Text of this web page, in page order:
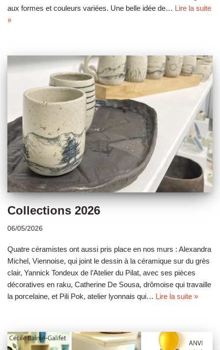
aux formes et couleurs variées. Une belle idée de… Lire la suite
»
Collections 2026
06/05/2026
Quatre céramistes ont aussi pris place en nos murs : Alexandra
Michel, Viennoise, qui joint le dessin à la céramique sur du grès
clair, Yannick Tondeux de l’Atelier du Pilat, avec ses pièces
décoratives en raku, Catherine De Sousa, drômoise qui travaille
la porcelaine, et Pili Pok, atelier lyonnais qui… Lire la suite »